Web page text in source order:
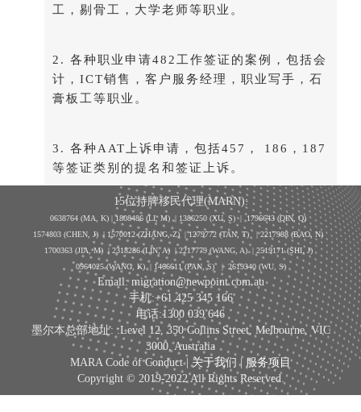
工，剔骨工，大学老师等职业。
2. 各种职业申请482工作签证的案例，包括会
计，ICT销售，客户服务经理，职业写手，石
膏板工等职业。
3. 各种AAT上诉申请，包括457， 186，187
等签证类别的提名和签证上诉。
15位持牌移民代理(MARN):
0638764 (MA, K) |1808486 (LI, M) | 1386250 (XU, S)| 1796643 (QIN, Q)
1574803 (CHEN, J) | 1570012 (ZHANG, Z) | 1279772 (TAN, T) | 2217988 (BAO, N)
1700363 (JIA, M) | 2318286 (LIN, A) | 2217779 (WANG, A) | 2519171 (SHI, J)
0964025 (WANG, K) | 1466611 (PAN, S)| 2619340 (WU, S)
Email: migration@newpoint.com.au
手机:+61 425 345 166
电话:1300 039 646
墨尔本总部地址: :Level 12, 350 Collins Street, Melbourne, VIC
3000, Australia
MARA Code of Conduct |关于我们 | 服务项目
Copyright © 2019-2022 All Rights Reserved.